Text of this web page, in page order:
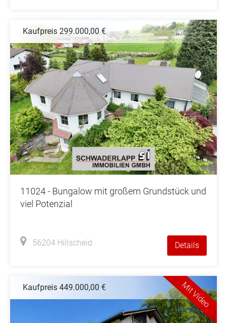
11024 - Bungalow mit großem Grundstück und
viel Potenzial
Kaufpreis 299.000,00 €
56204 Hillscheid Details
Kaufpreis 449.000,00 € Mit Video